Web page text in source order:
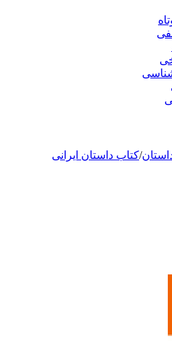
/کتاب داستان ایرانی